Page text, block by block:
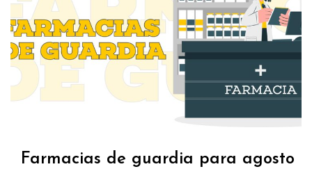
Farmacias de guardia para agosto